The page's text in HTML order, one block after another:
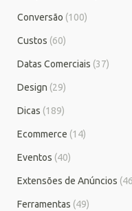
Conversão (100)
Custos (60)
Datas Comerciais (37)
Design (29)
Dicas (189)
Ecommerce (14)
Eventos (40)
Extensões de Anúncios
Ferramentas (49)